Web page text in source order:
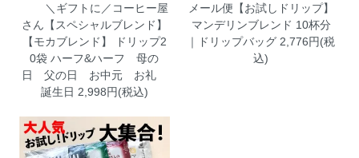
＼ギフトに／コーヒー屋
さん【スペシャルブレンド】
【モカブレンド】 ドリップ2
0袋 ハーフ&ハーフ 母の
日 父の日 お中元 お礼
誕生日 2,998円(税込)
メール便【お試しドリップ】
マンデリンブレンド 10杯分
｜ドリップバッグ 2,776円(税
込)